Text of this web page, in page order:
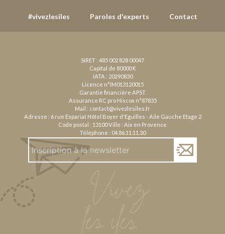
#vivezlesiles Paroles d'experts Contact
SIRET : 485 002 828 00047
Capital de 80000 €
IATA : 20290830
Licence n°IM013120015
Garantie financière APST
Assurance RC pro Hiscox n°87835
Mail : contact@vivezlesiles.fr
Adresse : 6 rue Espariat Hôtel Boyer d'Eguilles - Aile Gauche Etage 2
Code postal : 13100 Ville : Aix en Provence
Téléphone : 04.86.11.11.30